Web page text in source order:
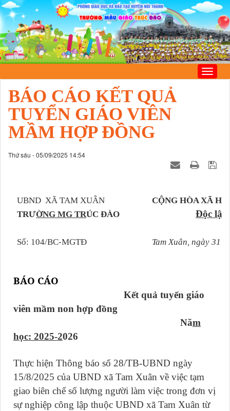
BÁO CÁO KẾT QUẢ
TUYỂN GIÁO VIÊN
MẦM HỢP ĐỒNG
Thứ sáu - 05/09/2025 14:54
UBND XÃ TAM XUÂN
CỘNG HÒA XÃ
TRƯỜNG MG TRÚC ĐÀO Độc lập
Số: 104/BC-MGTĐ Tam Xuân, ngày 31
BÁO CÁO
Kết quả tuyển giáo
viên mầm non hợp đồng
Năm
học: 2025-2026
Thực hiện Thông báo số 28/TB-UBND ngày
15/8/2025 của UBND xã Tam Xuân về việc tạm
giao biên chế số lượng người làm việc trong đơn vị
sự nghiệp công lập thuộc UBND xã Tam Xuân từ